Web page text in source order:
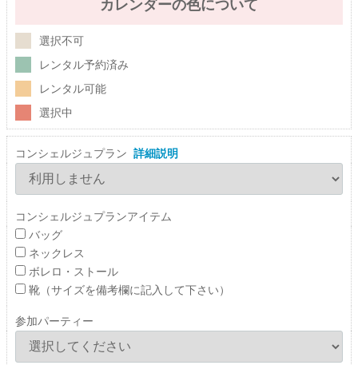
カレンダーの色について
選択不可
レンタル予約済み
レンタル可能
選択中
コンシェルジュプラン 詳細説明
コンシェルジュプランアイテム
バッグ
ネックレス
ボレロ・ストール
靴（サイズを備考欄に記入して下さい）
参加パーティー